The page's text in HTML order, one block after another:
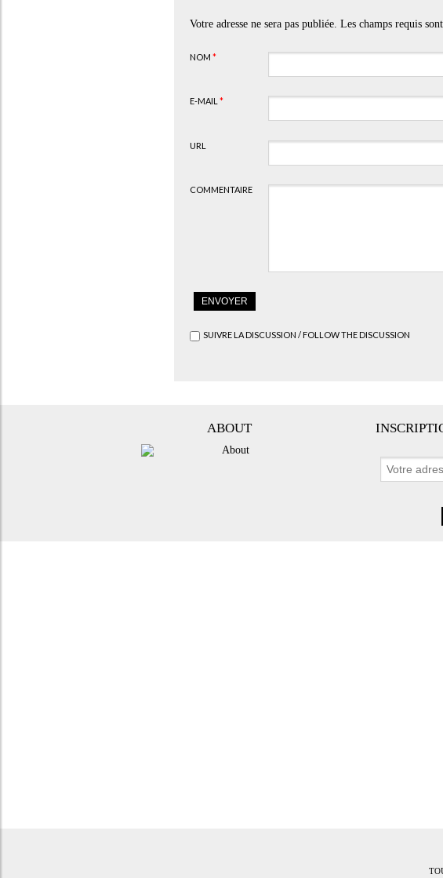
Votre adresse ne sera pas publiée. Les champs requis
NOM *
E-MAIL *
URL
COMMENTAIRE
SUIVRE LA DISCUSSION / FOLLOW THE DISCUSSION
ABOUT